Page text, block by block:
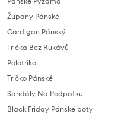
Župany Pánské
Cardigan Pánský
Trička Bez Rukávů
Polotriko
Tričko Pánské
Sandály Na Podpatku
Black Friday Pánské boty